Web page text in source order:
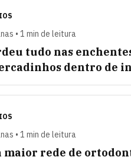
• 1 min de leitura
tudo nas
dentro de
• 1 min de leitura
maior rede de